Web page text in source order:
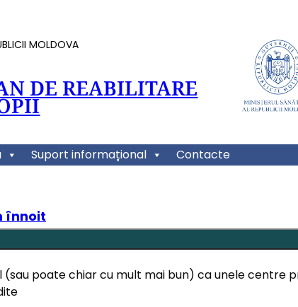
MOLDOVA
DE REABILITARE
Suport informațional Contacte
înnoit
poate chiar cu mult mai bun) ca unele centre